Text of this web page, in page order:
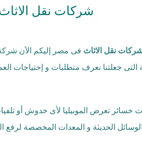
شركات نقل
نقل الاثاث فى مصر إليكم الآن شركة
التى جعلتنا نعرف متطلبات و إحتياجات
خسائر تعرض الموبيليا لأى خدوش أو
الحديثة و المعدات المخصصة لرفع